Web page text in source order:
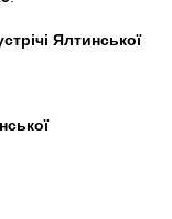
Ялтинської